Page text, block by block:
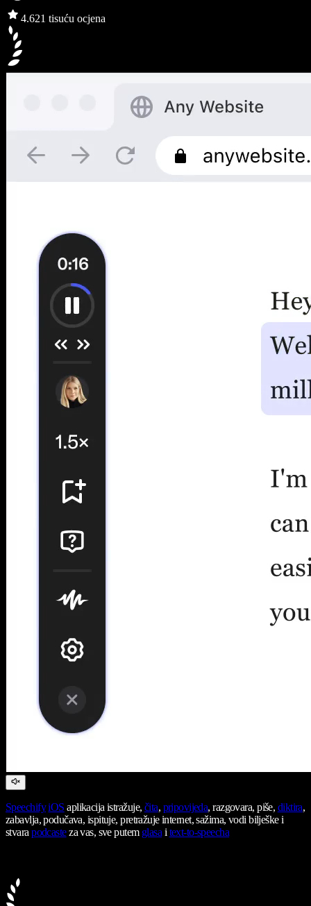
4.621 tisuću ocjena
Speechify iOS aplikacija istražuje, čita, pripovijeda, razgovara, piše, diktira,
zabavlja, podučava, ispituje, pretražuje internet, sažima, vodi bilješke i
stvarapodcasteza vas, sve putem glasaitext-to-speecha